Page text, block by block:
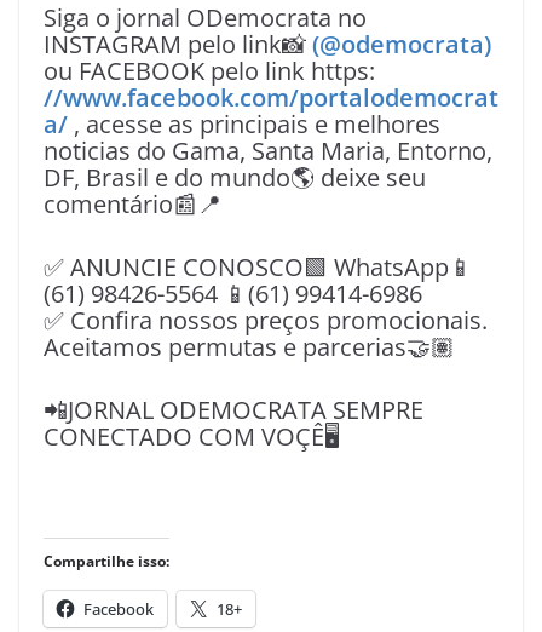
Siga o jornal ODemocrata no
INSTAGRAM pelo link📸(@odemocrata)
ou FACEBOOK pelo link https:
//www.facebook.com/portalodemocrat
a/ , acesse as principais e melhores
noticias do Gama, Santa Maria, Entorno,
DF, Brasil e do mundo🌎 deixe seu
comentário📰📍
✅ ANUNCIE CONOSCO🟩 WhatsApp📱
(61) 98426-5564 📱(61) 99414-6986
✅ Confira nossos preços promocionais.
Aceitamos permutas e parcerias🤝🏽
📲JORNAL ODEMOCRATA SEMPRE
CONECTADO COM VOÇÊ🖥️
Compartilhe isso:
Facebook 18+